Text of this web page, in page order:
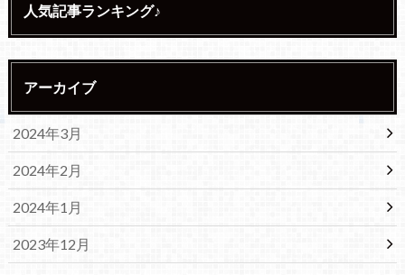
人気記事ランキング♪
アーカイブ
2024年3月
2024年2月
2024年1月
2023年12月